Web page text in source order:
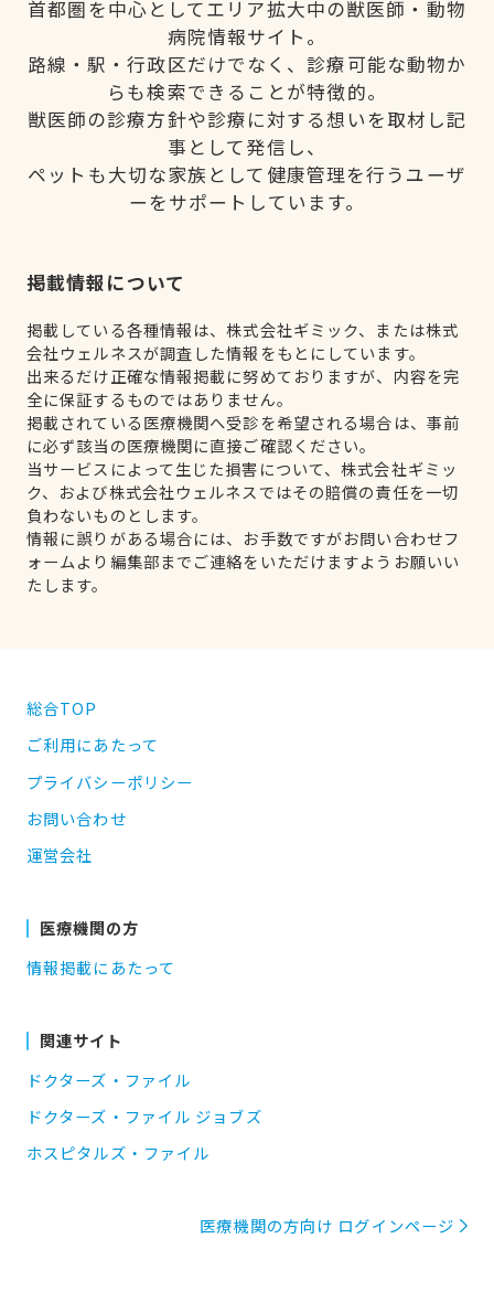
首都圏を中心としてエリア拡大中の獣医師・動物
病院情報サイト。
路線・駅・行政区だけでなく、診療可能な動物か
らも検索できることが特徴的。
獣医師の診療方針や診療に対する想いを取材し記
事として発信し、
ペットも大切な家族として健康管理を行うユーザ
ーをサポートしています。
掲載情報について
掲載している各種情報は、株式会社ギミック、または株式
会社ウェルネスが調査した情報をもとにしています。
出来るだけ正確な情報掲載に努めておりますが、内容を完
全に保証するものではありません。
掲載されている医療機関へ受診を希望される場合は、事前
に必ず該当の医療機関に直接ご確認ください。
当サービスによって生じた損害について、株式会社ギミッ
ク、および株式会社ウェルネスではその賠償の責任を一切
負わないものとします。
情報に誤りがある場合には、お手数ですがお問い合わせフ
ォームより編集部までご連絡をいただけますようお願いい
たします。
総合TOP
ご利用にあたって
プライバシーポリシー
お問い合わせ
運営会社
医療機関の方
情報掲載にあたって
関連サイト
ドクターズ・ファイル
ドクターズ・ファイル ジョブズ
ホスピタルズ・ファイル
医療機関の方向け ログインページ